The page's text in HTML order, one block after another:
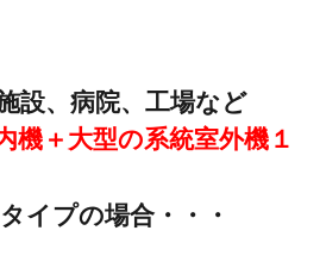
設、病院、工場など
機＋大型の系統室外機１
イプの場合・・・